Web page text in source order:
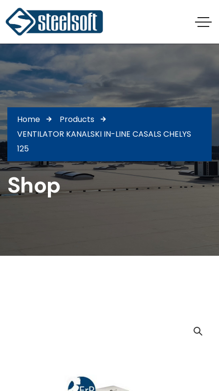
Home
Products
VENTILATOR KANALSKI IN-LINE CASALS CHELYS
125
Shop